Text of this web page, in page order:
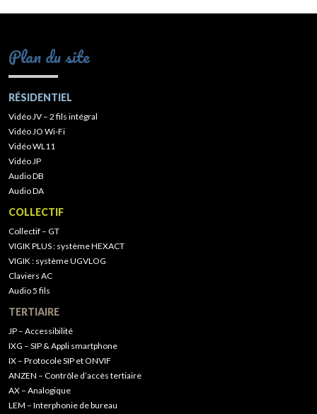
Plan du site
RÉSIDENTIEL
Vidéo JV – 2 fils intégral
Vidéo JO Wi-Fi
Vidéo WL11
Vidéo JP
Audio DB
Audio DA
COLLECTIF
Collectif – GT
VIGIK PLUS : système HEXACT
VIGIK : système UGVLOG
Claviers AC
Audio 5 fils
TERTIAIRE
JP – Accessibilité
IXG – SIP & Appli smartphone
IX – Protocole SIP et ONVIF
ANZEN – Contrôle d’accès tertiaire
AX – Analogique
LEM – Interphonie de bureau